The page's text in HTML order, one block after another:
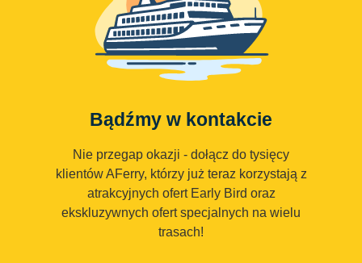
Bądźmy w kontakcie
Nie przegap okazji - dołącz do tysięcy
klientów AFerry, którzy już teraz korzystają z
atrakcyjnych ofert Early Bird oraz
ekskluzywnych ofert specjalnych na wielu
trasach!